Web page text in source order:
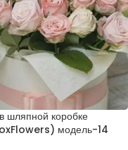
шляпной коробке
модель-14